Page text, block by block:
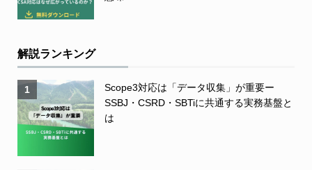
解説ランキング
1
Scope3対応は「データ収集」が重要ー
SSBJ・CSRD・SBTiに共通する実務基盤と
は